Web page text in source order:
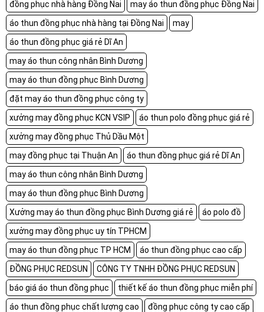
đồng phục nhà hàng Đồng Nai
may áo thun đồng phục Đồng Nai
áo thun đồng phục nhà hàng tại Đồng Nai
may
áo thun đồng phục giá rẻ Dĩ An
may áo thun công nhân Bình Dương
may áo thun đồng phục Bình Dương
đặt may áo thun đồng phục công ty
xưởng may đồng phục KCN VSIP
áo thun polo đồng phục giá rẻ
xưởng may đồng phục Thủ Dầu Một
may đồng phục tại Thuận An
áo thun đồng phục giá rẻ Dĩ An
may áo thun công nhân Bình Dương
may áo thun đồng phục Bình Dương
Xưởng may áo thun đồng phục Bình Dương giá rẻ
áo polo đồ
xưởng may đồng phục uy tín TPHCM
may áo thun đồng phục TP HCM
áo thun đồng phục cao cấp
ĐỒNG PHỤC REDSUN
CÔNG TY TNHH ĐỒNG PHỤC REDSUN
báo giá áo thun đồng phục
thiết kế áo thun đồng phục miễn phí
áo thun đồng phục chất lượng cao
đồng phục công ty cao cấp